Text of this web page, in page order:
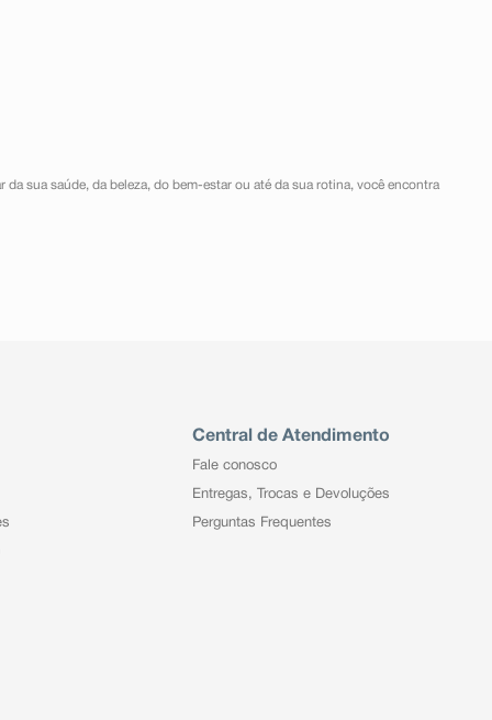
sua saúde, da beleza, do bem-estar ou até da sua rotina, você encontra
Central de Atendimento
Fale conosco
Entregas, Trocas e Devoluções
Perguntas Frequentes